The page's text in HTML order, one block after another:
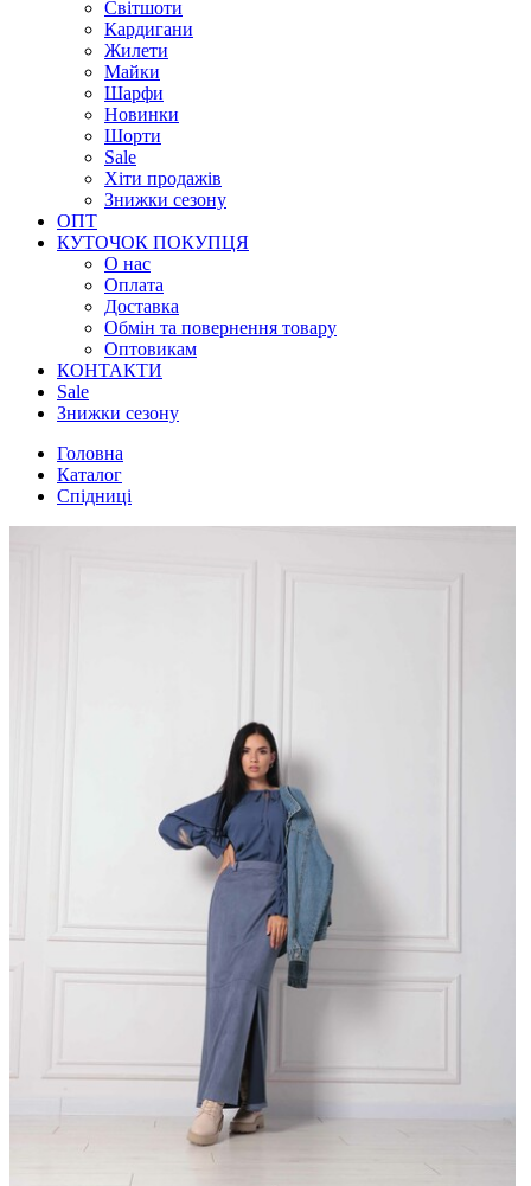
Світшоти
Кардигани
Жилети
Майки
Шарфи
Новинки
Шорти
Sale
Хіти продажів
Знижки сезону
ОПТ
КУТОЧОК ПОКУПЦЯ
О нас
Оплата
Доставка
Обмін та повернення товару
Оптовикам
КОНТАКТИ
Sale
Знижки сезону
Головна
Каталог
Спідниці